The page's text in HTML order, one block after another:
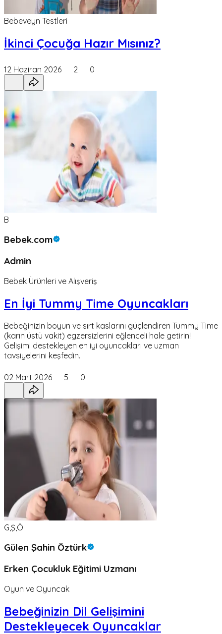
Bebeveyn Testleri
İkinci Çocuğa Hazır Mısınız?
12 Haziran 2026 2 0
B
Bebek.com
Admin
Bebek Ürünleri ve Alışveriş
En İyi Tummy Time Oyuncakları
Bebeğinizin boyun ve sırt kaslarını güçlendiren Tummy Time
(karın üstü vakit) egzersizlerini eğlenceli hale getirin!
Gelişimi destekleyen en iyi oyuncakları ve uzman
tavsiyelerini keşfedin.
02 Mart 2026 5 0
G,Ş,Ö
Gülen Şahin Öztürk
Erken Çocukluk Eğitimi Uzmanı
Oyun ve Oyuncak
Bebeğinizin Dil Gelişimini
Destekleyecek Oyuncaklar